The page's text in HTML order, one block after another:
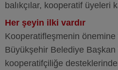
balıkçılar, kooperatif üyeleri
Her şeyin ilki vardır
Kooperatifleşmenin
Büyükşehir Belediye
kooperatifçiliğe